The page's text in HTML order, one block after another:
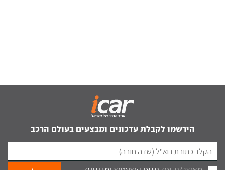
הירשמו לקבלת עדכונים ומבצעים בעולם הרכב